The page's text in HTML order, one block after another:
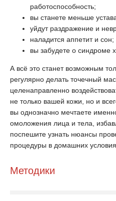
работоспособность;
вы станете меньше
уйдут раздражение и
наладится аппетит и сон;
вы забудете о синдроме
А всё это станет возможным
регулярно делать точечный
целенаправленно
не только вашей кожи, но и
вы однозначно мечтаете
омоложения лица и тела,
поспешите узнать нюансы
процедуры в домашних
Методики